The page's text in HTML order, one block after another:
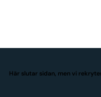
Här slutar sidan, men vi